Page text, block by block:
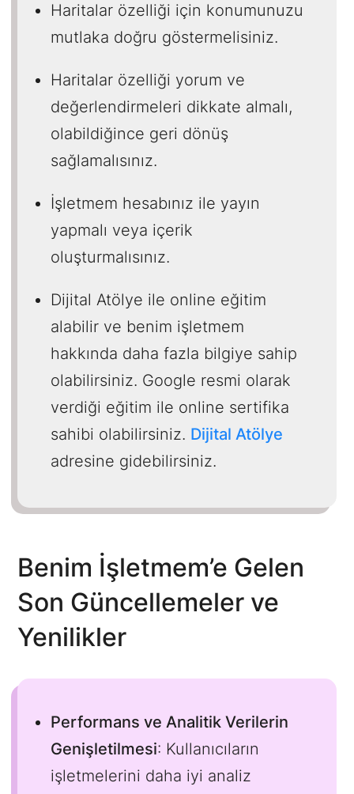
Haritalar özelliği için konumunuzu
mutlaka doğru göstermelisiniz.
Haritalar özelliği yorum ve
değerlendirmeleri dikkate almalı,
olabildiğince geri dönüş
sağlamalısınız.
İşletmem hesabınız ile yayın
yapmalı veya içerik
oluşturmalısınız.
Dijital Atölye ile online eğitim
alabilir ve benim işletmem
hakkında daha fazla bilgiye sahip
olabilirsiniz. Google resmi olarak
verdiği eğitim ile online sertifika
sahibi olabilirsiniz. Dijital Atölye
adresine gidebilirsiniz.
Benim İşletmem’e Gelen
Son Güncellemeler ve
Yenilikler
Performans ve Analitik Verilerin
Genişletilmesi: Kullanıcıların
işletmelerini daha iyi analiz